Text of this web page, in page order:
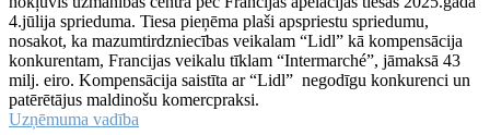
4.jūlija sprieduma. Tiesa pieņēma plaši apspriestu spriedumu,
nosakot, ka mazumtirdzniecības veikalam “Lidl” kā kompensācija
konkurentam, Francijas veikalu tīklam “Intermarché”, jāmaksā 43
milj. eiro. Kompensācija saistīta ar “Lidl” negodīgu konkurenci un
patērētājus maldinošu komercpraksi.
Uzņēmuma vadība